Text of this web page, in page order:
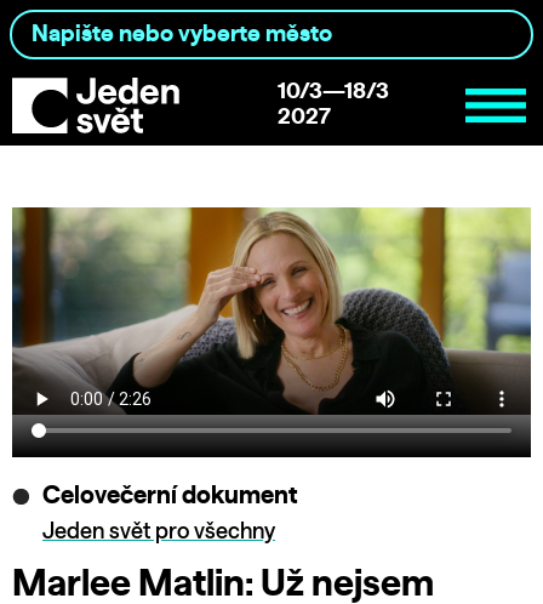
10/3—18/3
2027
Celovečerní dokument
Jeden svět pro všechny
Marlee Matlin: Už nejsem